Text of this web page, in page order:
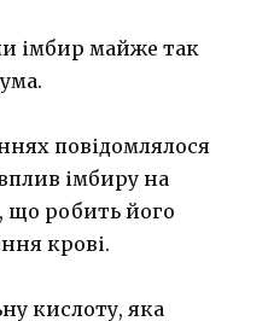
імбир майже так
повідомлялося
імбиру на
що робить його
крові.
кислоту, яка